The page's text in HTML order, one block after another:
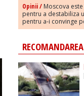
Opinii / Moscova
pentru a destabiliza
pentru a-i convinge